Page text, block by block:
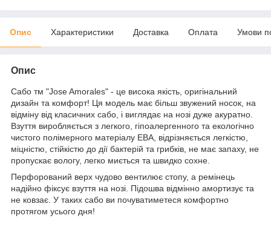
Опис Характеристики Доставка Оплата Умови
Опис
Сабо тм "Jose Amorales" - це висока якість, оригінальний
дизайн та комфорт! Ця модель має більш звужений носок, на
відміну від класичних сабо, і виглядає на нозі дуже акуратно.
Взуття виробляється з легкого, гіпоалергенного та екологічно
чистого полімерного матеріалу ЕВА, відрізняється легкістю,
міцністю, стійкістю до дії бактерій та грибків, не має запаху, не
пропускає вологу, легко миється та швидко сохне.
Перфорований верх чудово вентилює стопу, а ремінець
надійно фіксує взуття на нозі. Підошва відмінно амортизує та
не ковзає. У таких сабо ви почуватиметеся комфортно
протягом усього дня!